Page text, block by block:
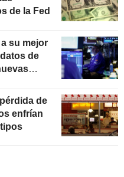
de la Fed
su mejor
de
de
enfrían